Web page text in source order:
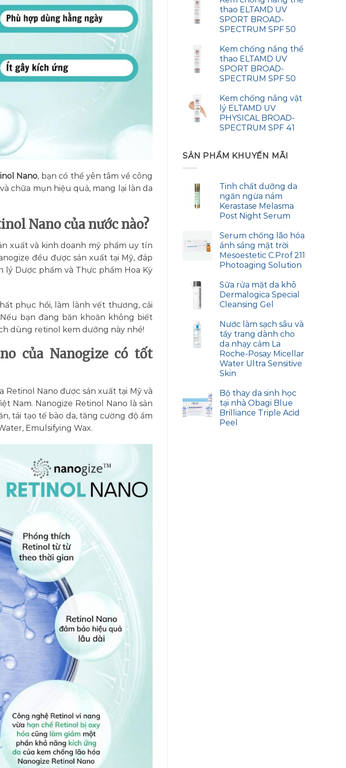
thao ELTAMD UV
SPORT BROAD-
SPECTRUM SPF 50
Kem chống nắng thể
thao ELTAMD UV
SPORT BROAD-
SPECTRUM SPF 50
Kem chống nắng vật
lý ELTAMD UV
PHYSICAL BROAD-
SPECTRUM SPF 41
SẢN PHẨM KHUYẾN MÃI
Tinh chất dưỡng da
ngăn ngừa nám
Kerastase Melasma
Post Night Serum
Serum chống lão hóa
ánh sáng mặt trời
Mesoestetic C.Prof 211
Photoaging Solution
Sữa rửa mặt da khô
Dermalogica Special
Cleansing Gel
Nước làm sạch sâu và
tẩy trang dành cho
da nhạy cảm La
Roche-Posay Micellar
Water Ultra Sensitive
Skin
Bộ thay da sinh học
tại nhà Obagi Blue
Brilliance Triple Acid
Peel
Nano, bạn có thể yên tâm về công
chữa mụn hiệu quả, mang lại làn da
Nano của nước nào?
xuất và kinh doanh mỹ phẩm uy tín
đều được sản xuất tại Mỹ, đáp
Dược phẩm và Thực phẩm Hoa Kỳ
phục hồi, làm lành vết thương, cải
bạn đang băn khoăn không biết
dùng retinol kem dưỡng này nhé!
của Nanogize có tốt
Retinol Nano được sản xuất tại Mỹ và
Nam. Nanogize Retinol Nano là sản
tái tạo tế bào da, tăng cường độ ẩm
Emulsifying Wax.